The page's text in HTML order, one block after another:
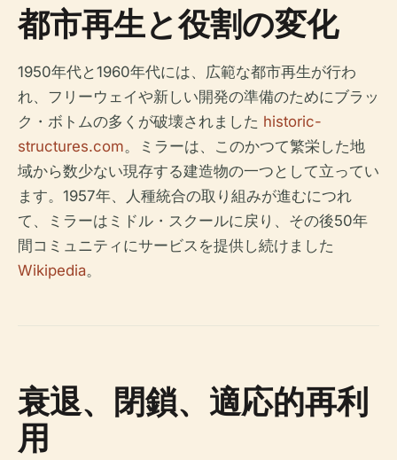
都市再生と役割の変化
1950年代と1960年代には、広範な都市再生が行わ
れ、フリーウェイや新しい開発の準備のためにブラッ
ク・ボトムの多くが破壊されました historic-
structures.com。ミラーは、このかつて繁栄した地
域から数少ない現存する建造物の一つとして立ってい
ます。1957年、人種統合の取り組みが進むにつれ
て、ミラーはミドル・スクールに戻り、その後50年
間コミュニティにサービスを提供し続けました
Wikipedia。
衰退、閉鎖、適応的再利
用